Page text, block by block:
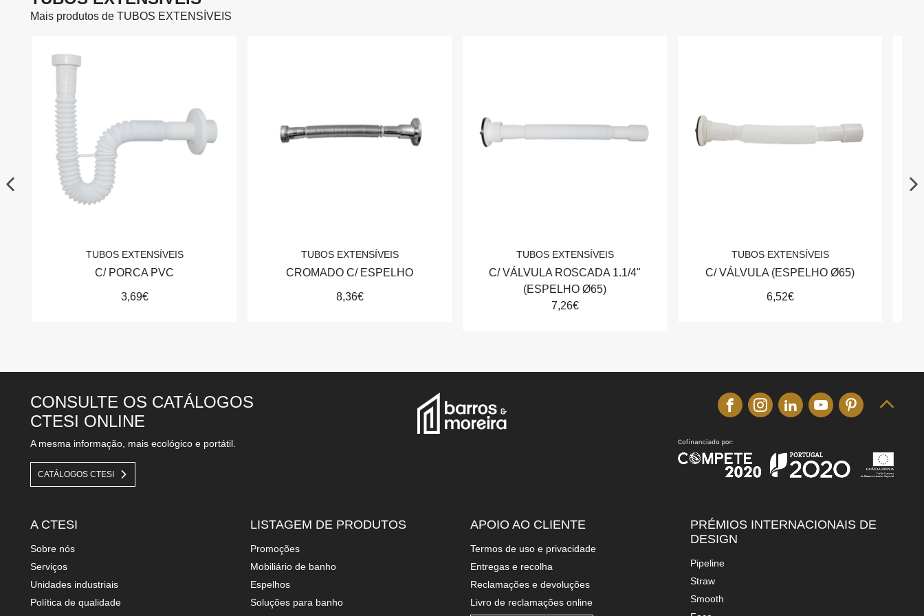
Mais produtos de TUBOS EXTENSÍVEIS
TUBOS EXTENSÍVEIS
C/ PORCA PVC
3,69€
TUBOS EXTENSÍVEIS
CROMADO C/ ESPELHO
8,36€
TUBOS EXTENSÍVEIS
C/ VÁLVULA ROSCADA 1.1/4"
(ESPELHO Ø65)
7,26€
TUBOS EXTENSÍVEIS
C/ VÁLVULA (ESPELHO Ø65)
6,52€
CONSULTE OS CATÁLOGOS
CTESI ONLINE
A mesma informação, mais ecológico e portátil.
CATÁLOGOS CTESI
A CTESI
sobre nós
serviços
unidades industriais
política de qualidade
LISTAGEM DE PRODUTOS
promoções
mobiliário de banho
espelhos
soluções para banho
APOIO AO CLIENTE
termos de uso e privacidade
entregas e recolha
reclamações e devoluções
livro de reclamações online
PRÉMIOS INTERNACIONAIS DE
DESIGN
pipeline
straw
smooth